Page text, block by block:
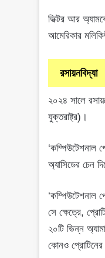
ভিক্টর আর
আমেরিকার
রসায়নবিদ্যা
২০২৪ সালে
যুক্তরাষ্ট্র)।
‘কম্পিউটেশনাল
অ্যাসিডের চেন
‘কম্পিউটেশনাল
সে ক্ষেত্রে,
২০টি ভিন্ন
কোনও প্রোটিনের